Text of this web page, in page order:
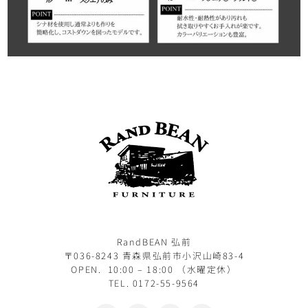
RandBEAN 弘前
〒036-8243 青森県弘前市小沢山崎83-4
OPEN. 10:00 – 18:00 （水曜定休）
TEL. 0172-55-9564